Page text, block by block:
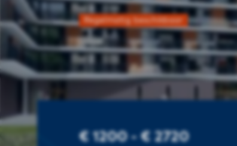
Regelmatig beschikbaar
€ 1200 - € 2720